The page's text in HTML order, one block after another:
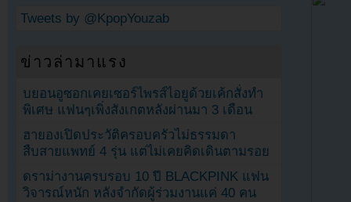
Tweets by @KpopYouzab
ข่าวล่ามาแรง
บยอนอูซอกเคยเซอร์ไพรส์ไอยูด้วยเค้กสั่งทำ
พิเศษ แฟนๆเพิ่งสังเกตหลังผ่านมา 3 เดือน
ฮายองเปิดประวัติครอบครัวไม่ธรรมดา
สืบสายแพทย์ 4 รุ่น แต่ไม่เคยคิดเดินตามรอย
ดราม่างานครบรอบ 10 ปี BLACKPINK แฟน
วิจารณ์หนัก หลังจำกัดผู้ร่วมงานแค่ 40 คน